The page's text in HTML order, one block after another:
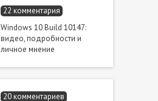
22 комментария
Windows 10 Build 10147:
видео, подробности и
личное мнение
20 комментариев